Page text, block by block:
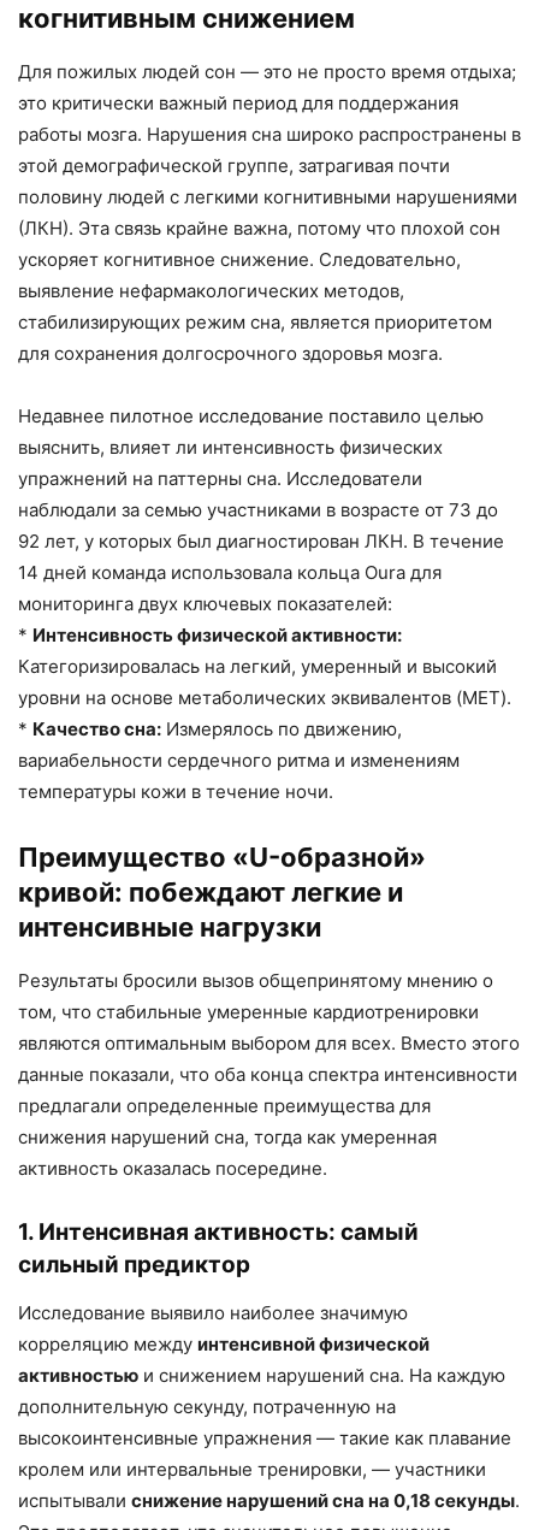
когнитивным снижением
Для пожилых людей сон — это не просто время отдыха;
это критически важный период для поддержания
работы мозга. Нарушения сна широко распространены в
этой демографической группе, затрагивая почти
половину людей с легкими когнитивными нарушениями
(ЛКН). Эта связь крайне важна, потому что плохой сон
ускоряет когнитивное снижение. Следовательно,
выявление нефармакологических методов,
стабилизирующих режим сна, является приоритетом
для сохранения долгосрочного здоровья мозга.
Недавнее пилотное исследование поставило целью
выяснить, влияет ли интенсивность физических
упражнений на паттерны сна. Исследователи
наблюдали за семью участниками в возрасте от 73 до
92 лет, у которых был диагностирован ЛКН. В течение
14 дней команда использовала кольца Oura для
мониторинга двух ключевых показателей:
* Интенсивность физической активности:
Категоризировалась на легкий, умеренный и высокий
уровни на основе метаболических эквивалентов (MET).
* Качество сна: Измерялось по движению,
вариабельности сердечного ритма и изменениям
температуры кожи в течение ночи.
Преимущество «U-образной»
кривой: побеждают легкие и
интенсивные нагрузки
Результаты бросили вызов общепринятому мнению о
том, что стабильные умеренные кардиотренировки
являются оптимальным выбором для всех. Вместо этого
данные показали, что оба конца спектра интенсивности
предлагали определенные преимущества для
снижения нарушений сна, тогда как умеренная
активность оказалась посередине.
1. Интенсивная активность: самый
сильный предиктор
Исследование выявило наиболее значимую
корреляцию между интенсивной физической
активностью и снижением нарушений сна. На каждую
дополнительную секунду, потраченную на
высокоинтенсивные упражнения — такие как плавание
кролем или интервальные тренировки, — участники
испытывали снижение нарушений сна на 0,18 секунды.